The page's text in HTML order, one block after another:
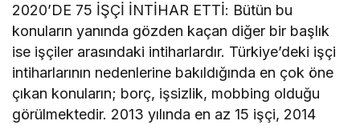
2020’DE 75 İŞÇİ İNTİHAR ETTİ: Bütün bu
konuların yanında gözden kaçan diğer bir başlık
ise işçiler arasındaki intiharlardır. Türkiye’deki işçi
intiharlarının nedenlerine bakıldığında en çok öne
çıkan konuların; borç, işsizlik, mobbing olduğu
görülmektedir. 2013 yılında en az 15 işçi, 2014